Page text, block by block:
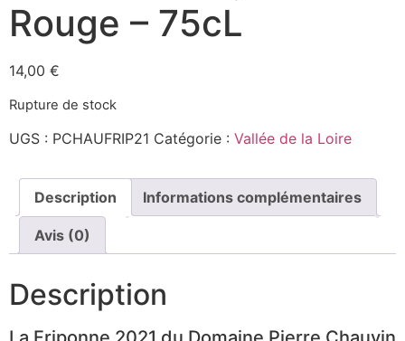
Rouge – 75cL
14,00 €
Rupture de stock
UGS : PCHAUFRIP21 Catégorie : Vallée de la Loire
Description Informations complémentaires
Avis (0)
Description